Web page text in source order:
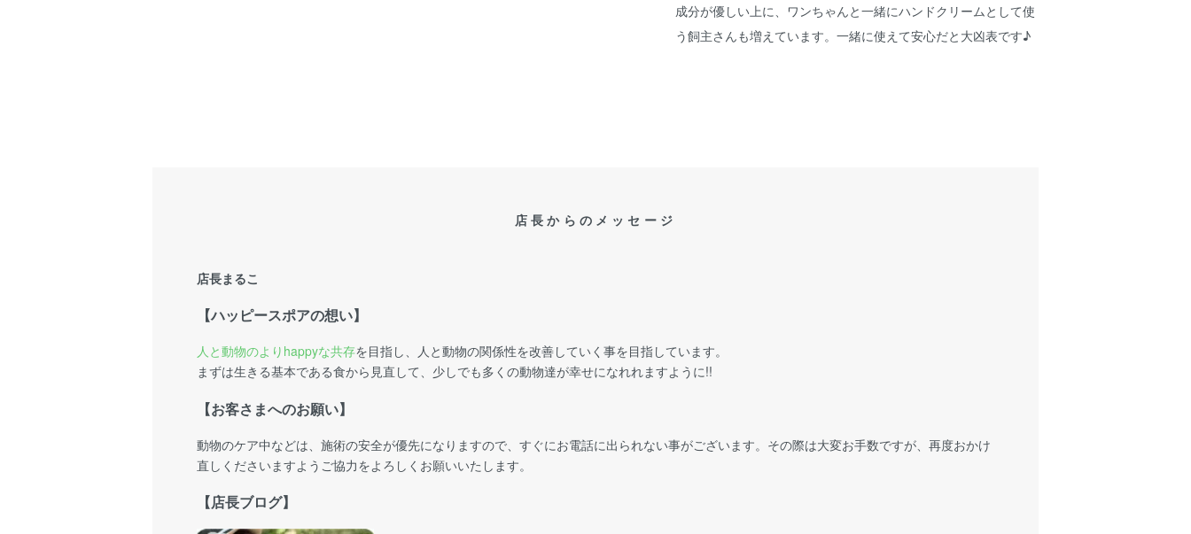
成分が優しい上に、ワンちゃんと一緒にハンドクリームとして使
う飼主さんも増えています。一緒に使えて安心だと大凶表です♪
店長からのメッセージ
店長まるこ
【ハッピースポアの想い】
人と動物のよりhappyな共存を目指し、人と動物の関係性を改善していく事を目指しています。
まずは生きる基本である食から見直して、少しでも多くの動物達が幸せになれれますように!!
【お客さまへのお願い】
動物のケア中などは、施術の安全が優先になりますので、すぐにお電話に出られない事がございます。その際は大変お手数ですが、再度おかけ
直しくださいますようご協力をよろしくお願いいたします。
【店長ブログ】